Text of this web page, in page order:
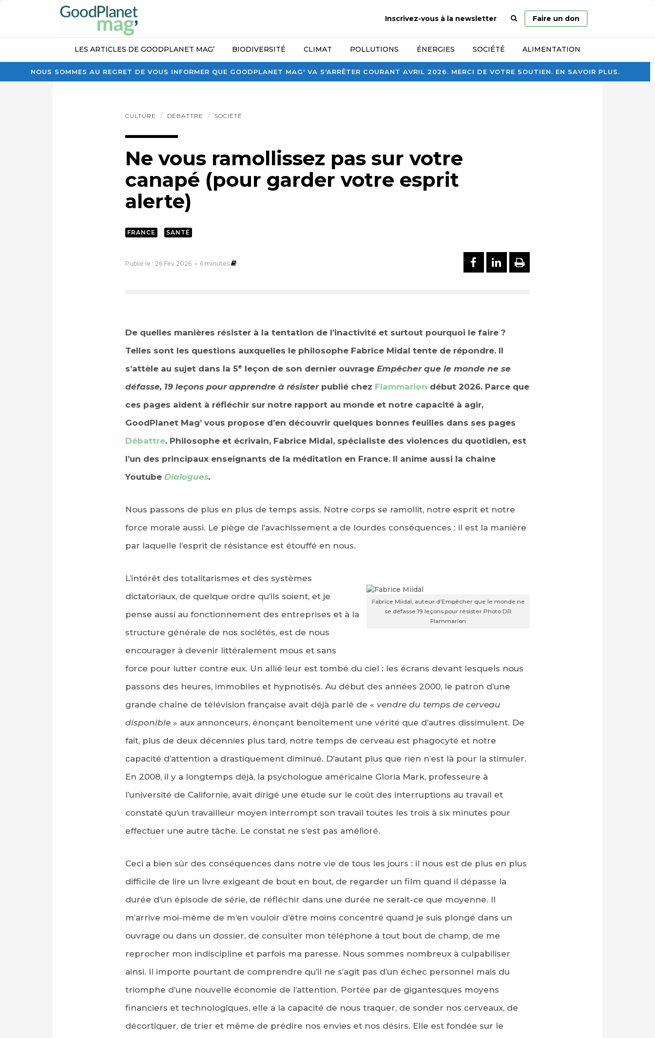
NOUS SOMMES AU REGRET DE VOUS INFORMER QUE GOODPLANET MAG' VA S'ARRÊTER COURANT AVRIL 2026. MERCI DE VOTRE SOUTIEN. EN SAVOIR PLUS.
Inscrivez-vous à la newsletter
Page
d’accueil
Faire un don
LES ARTICLES DE GOODPLANET MAG’ BIODIVERSITÉ CLIMAT POLLUTIONS ÉNERGIES SOCIÉTÉ ALIMENTATION
PARTAGER SUR FACEBOOK
PARTAGER SUR LINKEDIN
IMPRIMER
CULTURE DÉBATTRE SOCIÉTÉ
Ne vous ramollissez pas sur votre
canapé (pour garder votre esprit
alerte)
FRANCE SANTÉ
Publié le : 26 Fév 2026 6 minutes PARTAGER SUR FACEBOOK
PARTAGER SUR
IMPRIMER
De quelles manières résister à la tentation de l’inactivité et surtout pourquoi le faire ?
Telles sont les questions auxquelles le philosophe Fabrice Midal tente de répondre. Il
s’attèle au sujet dans la 5e leçon de son dernier ouvrage Empêcher que le monde ne se
défasse, 19 leçons pour apprendre à résister publié chez Flammarion début 2026. Parce que
ces pages aident à réfléchir sur notre rapport au monde et notre capacité à agir,
GoodPlanet Mag’ vous propose d’en découvrir quelques bonnes feuilles dans ses pages
Débattre. Philosophe et écrivain, Fabrice Midal, spécialiste des violences du quotidien, est
l’un des principaux enseignants de la méditation en France. Il anime aussi la chaine
Youtube Dialogues.
Nous passons de plus en plus de temps assis. Notre corps se ramollit, notre esprit et notre
force morale aussi. Le piège de l’avachissement a de lourdes conséquences : il est la manière
par laquelle l’esprit de résistance est étouffé en nous.
Fabrice Miidal, auteur d’Empêcher que le monde ne
se défasse 19 leçons pour résister Photo DR
Flammarion
L’intérêt des totalitarismes et des systèmes
dictatoriaux, de quelque ordre qu’ils soient, et je
pense aussi au fonctionnement des entreprises et à la
structure générale de nos sociétés, est de nous
encourager à devenir littéralement mous et sans
force pour lutter contre eux. Un allié leur est tombé du ciel : les écrans devant lesquels nous
passons des heures, immobiles et hypnotisés. Au début des années 2000, le patron d’une
grande chaîne de télévision française avait déjà parlé de « vendre du temps de cerveau
disponible» aux annonceurs, énonçant benoîtement une vérité que d’autres dissimulent. De
fait, plus de deux décennies plus tard, notre temps de cerveau est phagocyté et notre
capacité d’attention a drastiquement diminué. D’autant plus que rien n’est là pour la stimuler.
En 2008, il y a longtemps déjà, la psychologue américaine Gloria Mark, professeure à
l’université de Californie, avait dirigé une étude sur le coût des interruptions au travail et
constaté qu’un travailleur moyen interrompt son travail toutes les trois à six minutes pour
effectuer une autre tâche. Le constat ne s’est pas amélioré.
Ceci a bien sûr des conséquences dans notre vie de tous les jours : il nous est de plus en plus
difficile de lire un livre exigeant de bout en bout, de regarder un film quand il dépasse la
durée d’un épisode de série, de réfléchir dans une durée ne serait-ce que moyenne. Il
m’arrive moi-même de m’en vouloir d’être moins concentré quand je suis plongé dans un
ouvrage ou dans un dossier, de consulter mon téléphone à tout bout de champ, de me
reprocher mon indiscipline et parfois ma paresse. Nous sommes nombreux à culpabiliser
ainsi. Il importe pourtant de comprendre qu’il ne s’agit pas d’un échec personnel mais du
triomphe d’une nouvelle économie de l’attention. Portée par de gigantesques moyens
financiers et technologiques, elle a la capacité de nous traquer, de sonder nos cerveaux, de
décortiquer, de trier et même de prédire nos envies et nos désirs. Elle est fondée sur le